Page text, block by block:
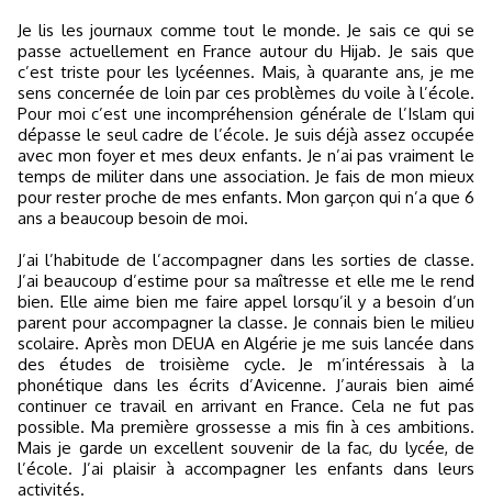
Je lis les journaux comme tout le monde. Je sais ce qui se
passe actuellement en France autour du Hijab. Je sais que
c’est triste pour les lycéennes. Mais, à quarante ans, je me
sens concernée de loin par ces problèmes du voile à l’école.
Pour moi c’est une incompréhension générale de l’Islam qui
dépasse le seul cadre de l’école. Je suis déjà assez occupée
avec mon foyer et mes deux enfants. Je n’ai pas vraiment le
temps de militer dans une association. Je fais de mon mieux
pour rester proche de mes enfants. Mon garçon qui n’a que 6
ans a beaucoup besoin de moi.
J’ai l’habitude de l’accompagner dans les sorties de classe.
J’ai beaucoup d’estime pour sa maîtresse et elle me le rend
bien. Elle aime bien me faire appel lorsqu’il y a besoin d’un
parent pour accompagner la classe. Je connais bien le milieu
scolaire. Après mon DEUA en Algérie je me suis lancée dans
des études de troisième cycle. Je m’intéressais à la
phonétique dans les écrits d’Avicenne. J’aurais bien aimé
continuer ce travail en arrivant en France. Cela ne fut pas
possible. Ma première grossesse a mis fin à ces ambitions.
Mais je garde un excellent souvenir de la fac, du lycée, de
l’école. J’ai plaisir à accompagner les enfants dans leurs
activités.